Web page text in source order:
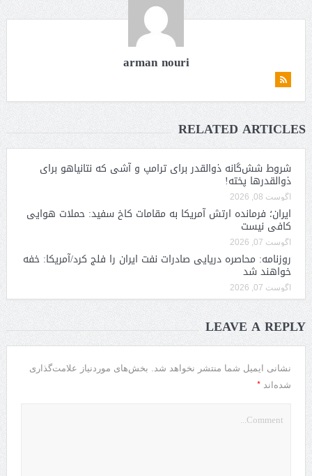
arman nouri
RELATED ARTICLES
شروط شش‌گانه ذوالقدر برای ترامپ و آشی که نتانیاهو برای
ذوالقدرها پخته!
آگوست 08, 2026
ایران؛ فرمانده ارتش آمریکا به مقامات کاخ سفید: حملات هوایی
کافی نیست
آگوست 07, 2026
روزنامه: محاصره دریایی صادرات نفت ایران را فلج کرد/آمریکا: خفه
خواهند شد
آگوست 07, 2026
LEAVE A REPLY
نشانی ایمیل شما منتشر نخواهد شد. بخش‌های موردنیاز علامت‌گذاری
شده‌اند *